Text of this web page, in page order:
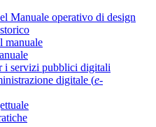
Manuale operativo di design
manuale
i servizi pubblici digitali
digitale (e-